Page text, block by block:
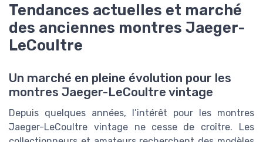
Tendances actuelles et marché
des anciennes montres Jaeger-
LeCoultre
Un marché en pleine évolution pour les
montres Jaeger-LeCoultre vintage
Depuis quelques années, l’intérêt pour les montres
Jaeger-LeCoultre vintage ne cesse de croître. Les